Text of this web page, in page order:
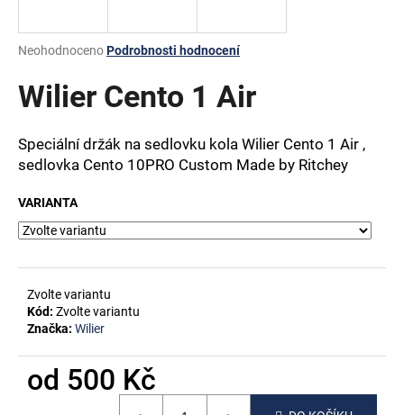
Průměrné
produktu
je
5
hvězdiček.
NeohodnocenoPodrobnosti hodnocení
Wilier Cento 1 Air
Speciální držák na sedlovku kola Wilier Cento 1 Air ,
sedlovka Cento 10PRO Custom Made by Ritchey
VARIANTA
Zvolte variantu
Kód: Zvolte variantu
Značka: Wilier
od 500 Kč
j
t
D
o
p